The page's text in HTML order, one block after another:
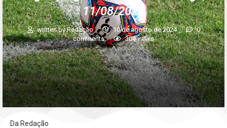
11/08/2024
written byRedação 10 de agosto de 2024
0
comments
304views
Da Redação